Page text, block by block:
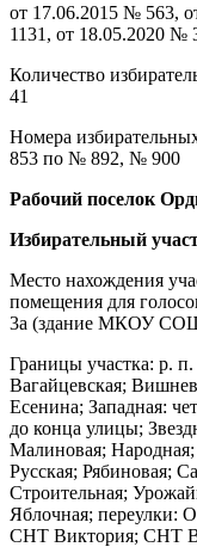
от 17.06.2015 № 563,
1131, от 18.05.2020 №
Количество
41
Номера
853 по № 892, № 900
Рабочий поселок
Избирательный
Место нахождения
помещения для
3а (здание МКОУ
Границы участка: р.
Вагайцевская;
Есенина; Западная:
до конца улицы;
Малиновая;
Русская; Рябиновая;
Строительная;
Яблочная; переулки:
СНТ Виктория; СНТ